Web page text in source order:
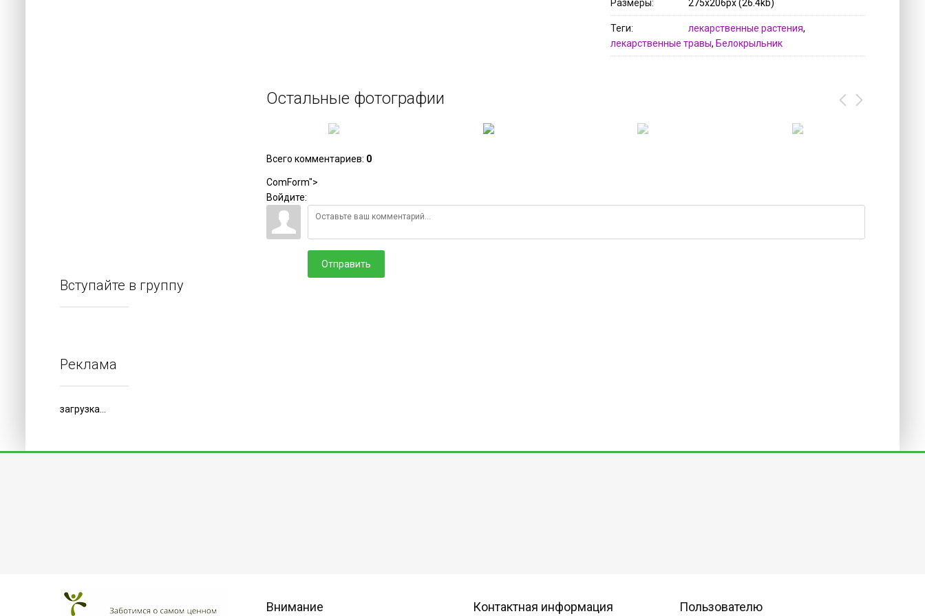
Размеры 275x206px (26.4kb)
Теги лекарственные растения,
лекарственные травы, Белокрыльник
Остальные фотографии
Всего комментариев: 0
ComForm">
Войдите:
Отправить
Вступайте в группу
Реклама
загрузка...
Внимание Контактная информация Пользователю